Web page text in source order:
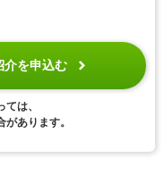
介を申込む
は、
あります。